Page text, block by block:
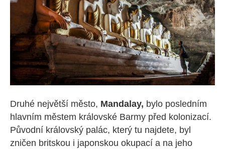
Druhé největší město, Mandalay, bylo posledním
hlavním městem královské Barmy před kolonizací.
Původní královský palác, který tu najdete, byl
zničen britskou i japonskou okupací a na jeho